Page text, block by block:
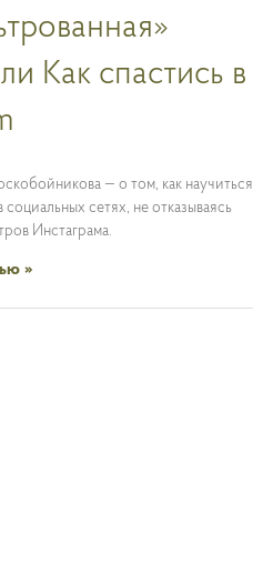
Как спастись в
— о том, как научиться
социальных сетях, не отказываясь
Инстаграма.
»